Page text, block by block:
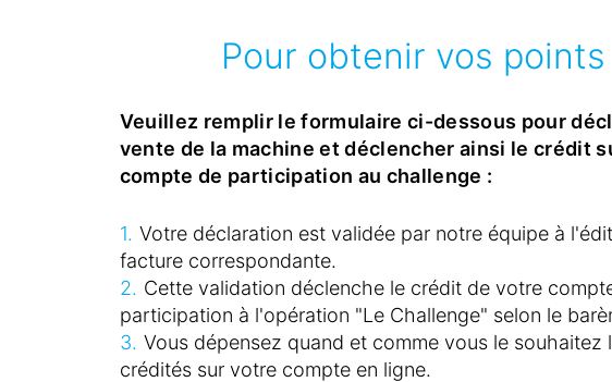
Pour obtenir vos points
Veuillez remplir le formulaire ci-dessous pour
vente de la machine et déclencher ainsi le crédit
compte de participation au challenge :
Votre déclaration est validée par notre équipe à
facture correspondante.
Cette validation déclenche le crédit de votre
participation à l'opération "Le Challenge" selon le
Vous dépensez quand et comme vous le souhaitez
crédités sur votre compte en ligne.